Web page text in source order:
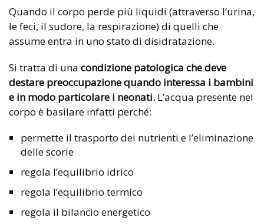
Quando il corpo perde più liquidi (attraverso l’urina,
le feci, il sudore, la respirazione) di quelli che
assume entra in uno stato di disidratazione.
Si tratta di una condizione patologica che deve
destare preoccupazione quando interessa i bambini
e in modo particolare i neonati. L’acqua presente nel
corpo è basilare infatti perché:
permette il trasporto dei nutrienti e l’eliminazione
delle scorie
regola l’equilibrio idrico
regola l’equilibrio termico
regola il bilancio energetico